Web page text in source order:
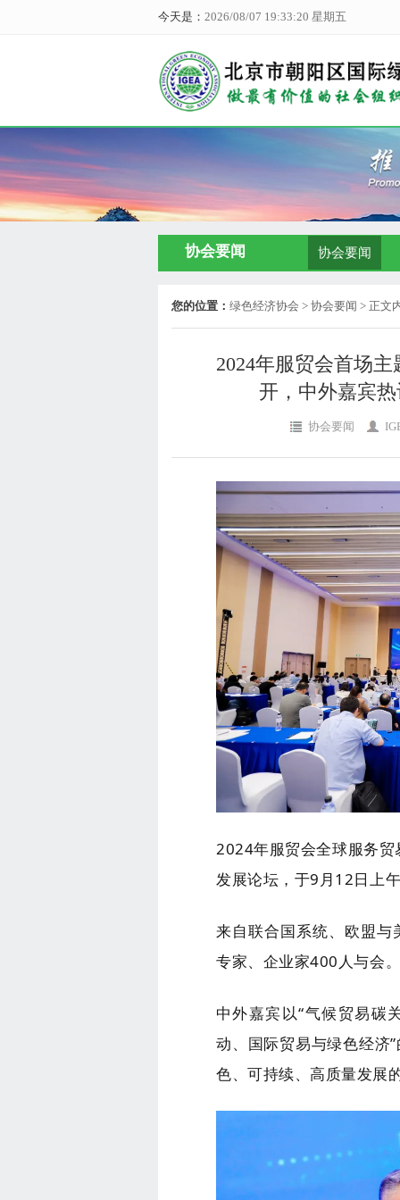
今天是： 2026/08/07 19:33:22 星期五
协会要闻 协会要闻
您的位置： 绿色经济协会 > 协会要闻 > 正文
2024年服贸会首场
开，中外嘉宾
协会要闻
2024年服贸会全球服务
发展论坛，于9月12日上
来自联合国系统、欧盟
专家、企业家400人与会
中外嘉宾以“气候贸易碳
动、国际贸易与绿色经济
色、可持续、高质量发展